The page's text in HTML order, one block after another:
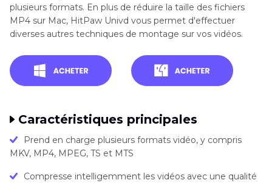
plusieurs formats. En plus de réduire la taille des fichiers
MP4 sur Mac, HitPaw Univd vous permet d'effectuer
diverses autres techniques de montage sur vos vidéos.
Caractéristiques principales
Prend en charge plusieurs formats vidéo, y compris
MKV, MP4, MPEG, TS et MTS
Compresse intelligemment les vidéos avec une qualité